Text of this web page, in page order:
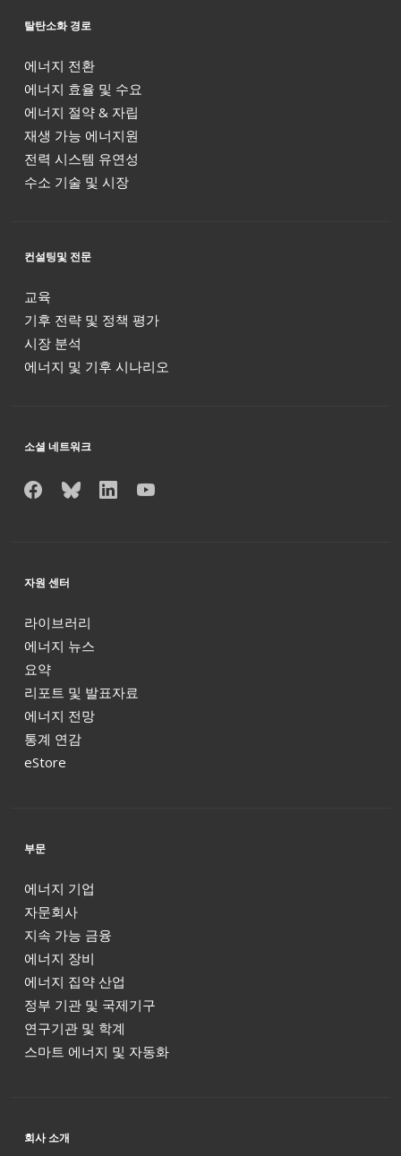
탈탄소화 경로
에너지 전환
에너지 효율 및 수요
에너지 절약 & 자립
재생 가능 에너지원
전력 시스템 유연성
수소 기술 및 시장
컨설팅및 전문
교육
기후 전략 및 정책 평가
시장 분석
에너지 및 기후 시나리오
소셜 네트워크
자원 센터
라이브러리
에너지 뉴스
요약
리포트 및 발표자료
에너지 전망
통계 연감
eStore
부문
에너지 기업
자문회사
지속 가능 금융
에너지 장비
에너지 집약 산업
정부 기관 및 국제기구
연구기관 및 학계
스마트 에너지 및 자동화
회사 소개